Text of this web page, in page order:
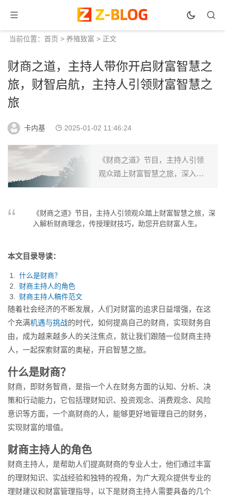
当前位置： 首页 > 养殖致富 > 正文
财商之道，主持人带你开启财富智慧之
旅，财智启航，主持人引领财富智慧之
旅
卡内基 2025-01-02 11:46:24
《财商之道》节目，主持人引领
观众踏上财富智慧之旅，深入解
《财商之道》节目，主持人引领观众踏上财富智慧之旅，深
入解析财商理念，传授理财技巧，助您开启财富人生。
本文目录导读：
什么是财商？
财商主持人的角色
财商主持人稿件范文
随着社会经济的不断发展，人们对财富的追求日益增强，在这
个充满机遇与挑战的时代，如何提高自己的财商，实现财务自
由，成为越来越多人的关注焦点，就让我们跟随一位财商主持
人，一起探索财富的奥秘，开启智慧之旅。
什么是财商？
财商，即财务智商，是指一个人在财务方面的认知、分析、决
策和行动能力，它包括理财知识、投资观念、消费观念、风险
意识等方面，一个高财商的人，能够更好地管理自己的财务，
实现财富的增值。
财商主持人的角色
财商主持人，是帮助人们提高财商的专业人士，他们通过丰富
的理财知识、实战经验和独特的视角，为广大观众提供专业的
理财建议和财富管理指导，以下是财商主持人需要具备的几个